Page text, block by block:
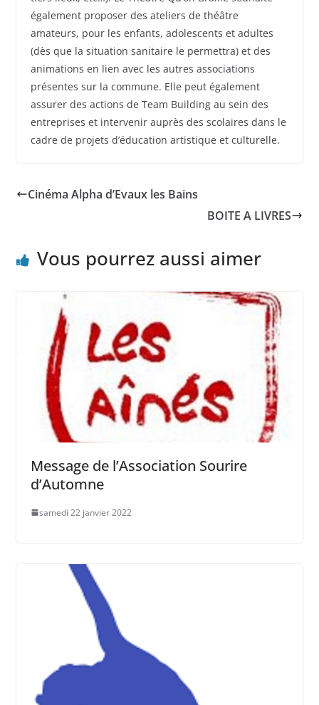
également proposer des ateliers de théâtre
amateurs, pour les enfants, adolescents et adultes
(dès que la situation sanitaire le permettra) et des
animations en lien avec les autres associations
présentes sur la commune. Elle peut également
assurer des actions de Team Building au sein des
entreprises et intervenir auprès des scolaires dans le
cadre de projets d’éducation artistique et culturelle.
Cinéma Alpha d’Evaux les Bains
BOITE A LIVRES
Vous pourrez aussi aimer
Message de l’Association Sourire
d’Automne
samedi 22 janvier 2022